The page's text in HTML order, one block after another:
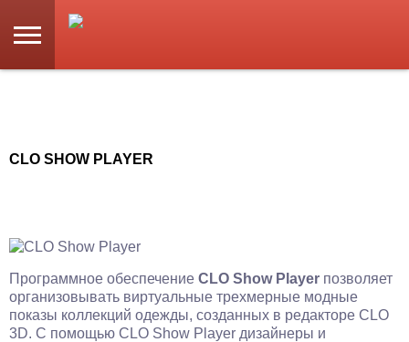
CLO SHOW PLAYER
Программное обеспечение CLO Show Player позволяет
организовывать виртуальные трехмерные модные
показы коллекций одежды, созданных в редакторе CLO
3D. С помощью CLO Show Player дизайнеры и